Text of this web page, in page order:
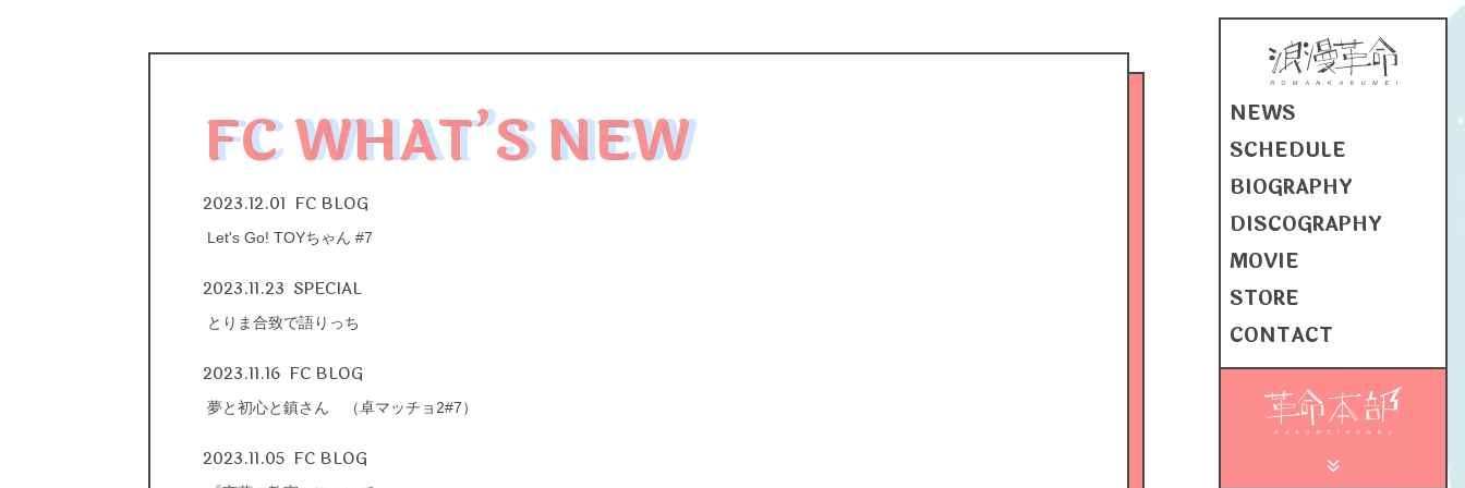
NEWS
SCHEDULE
BIOGRAPHY
DISCOGRAPHY
MOVIE
STORE
CONTACT
FC WHAT’S NEW
2023.12.01 FC BLOG
Let's Go! TOYちゃん #7
2023.11.23 SPECIAL
とりま合致で語りっち
2023.11.16 FC BLOG
夢と初心と鎮さん （卓マッチョ2#7）
2023.11.05 FC BLOG